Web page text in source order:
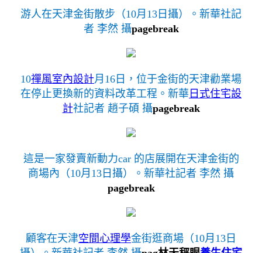
游人在天津金街散步（10月13日攝）。新華社記
者 李然 攝pagebreak
10禪風室內設計月16日，位于金街的天津勸業場
在停止更換新的資料改革工程。新華 日式住宅設
計社記者 趙子碩 攝pagebreak
這是一家發賣新動力car 的店展開在天津金街的
商場內（10月13日攝）。新華社記者 李然 攝
pagebreak
顧客在天津空間心理學金街逛商場（10月13日